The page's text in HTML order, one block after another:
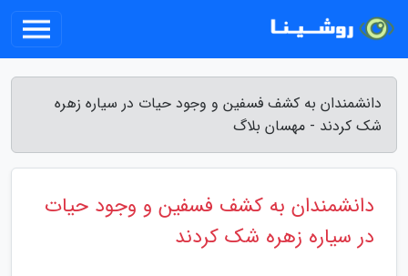
دانشمندان به کشف فسفین و وجود حیات در سیاره زهره
شک کردند - مهسان بلاگ
دانشمندان به کشف فسفین و وجود حیات
در سیاره زهره شک کردند